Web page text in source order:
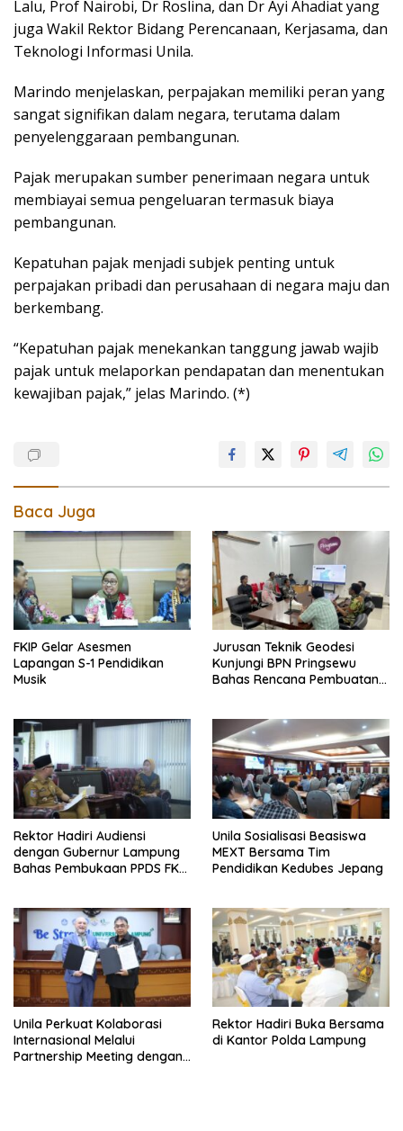
Lalu, Prof Nairobi, Dr Roslina, dan Dr Ayi Ahadiat yang
juga Wakil Rektor Bidang Perencanaan, Kerjasama, dan
Teknologi Informasi Unila.
Marindo menjelaskan, perpajakan memiliki peran yang
sangat signifikan dalam negara, terutama dalam
penyelenggaraan pembangunan.
Pajak merupakan sumber penerimaan negara untuk
membiayai semua pengeluaran termasuk biaya
pembangunan.
Kepatuhan pajak menjadi subjek penting untuk
perpajakan pribadi dan perusahaan di negara maju dan
berkembang.
“Kepatuhan pajak menekankan tanggung jawab wajib
pajak untuk melaporkan pendapatan dan menentukan
kewajiban pajak,” jelas Marindo. (*)
Baca Juga
FKIP Gelar Asesmen
Lapangan S-1 Pendidikan
Musik
Jurusan Teknik Geodesi
Kunjungi BPN Pringsewu
Bahas Rencana Pembuatan
Rektor Hadiri Audiensi
dengan Gubernur Lampung
Bahas Pembukaan PPDS FK
Unila Sosialisasi Beasiswa
MEXT Bersama Tim
Pendidikan Kedubes Jepang
Unila Perkuat Kolaborasi
Internasional Melalui
Partnership Meeting dengan
Rektor Hadiri Buka Bersama
di Kantor Polda Lampung